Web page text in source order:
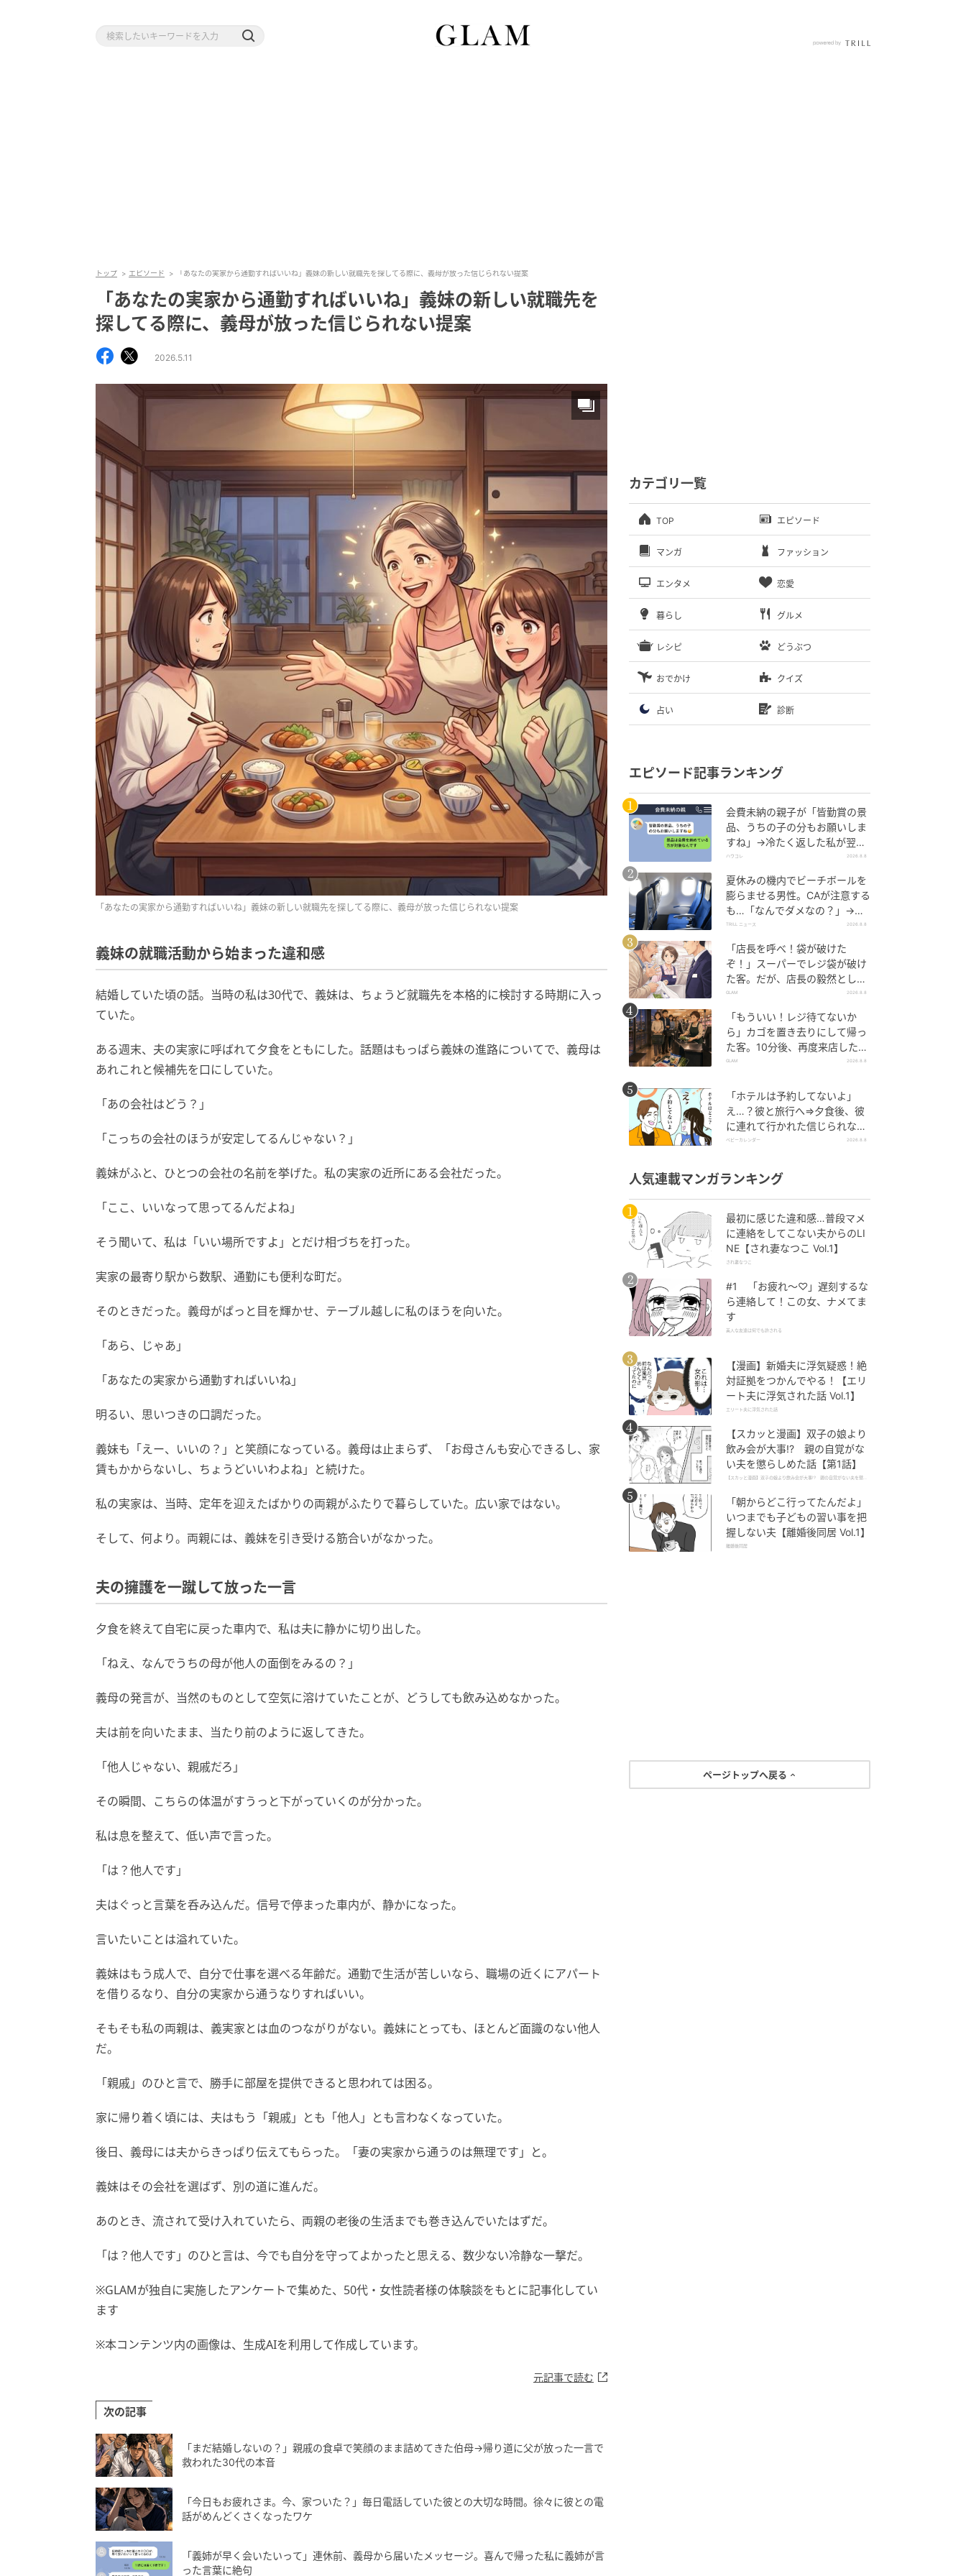
トップ エピソード 「あなたの実家から通勤すればいいね」義妹の新しい就職先を探してる際に、義母が放った信じられない提案
「あなたの実家から通勤すればいいね」義妹の新しい就職先を
探してる際に、義母が放った信じられない提案
2026.5.11
「あなたの実家から通勤すればいいね」義妹の新しい就職先を探してる際に、義母が放った信じられない提案
義妹の就職活動から始まった違和感
結婚していた頃の話。当時の私は30代で、義妹は、ちょうど就職先を本格的に検討する時期に入っ
ていた。
ある週末、夫の実家に呼ばれて夕食をともにした。話題はもっぱら義妹の進路についてで、義母は
あれこれと候補先を口にしていた。
「あの会社はどう？」
「こっちの会社のほうが安定してるんじゃない？」
義妹がふと、ひとつの会社の名前を挙げた。私の実家の近所にある会社だった。
「ここ、いいなって思ってるんだよね」
そう聞いて、私は「いい場所ですよ」とだけ相づちを打った。
実家の最寄り駅から数駅、通勤にも便利な町だ。
そのときだった。義母がぱっと目を輝かせ、テーブル越しに私のほうを向いた。
「あら、じゃあ」
「あなたの実家から通勤すればいいね」
明るい、思いつきの口調だった。
義妹も「えー、いいの？」と笑顔になっている。義母は止まらず、「お母さんも安心できるし、家
賃もかからないし、ちょうどいいわよね」と続けた。
私の実家は、当時、定年を迎えたばかりの両親がふたりで暮らしていた。広い家ではない。
そして、何より。両親には、義妹を引き受ける筋合いがなかった。
夫の擁護を一蹴して放った一言
夕食を終えて自宅に戻った車内で、私は夫に静かに切り出した。
「ねえ、なんでうちの母が他人の面倒をみるの？」
義母の発言が、当然のものとして空気に溶けていたことが、どうしても飲み込めなかった。
夫は前を向いたまま、当たり前のように返してきた。
「他人じゃない、親戚だろ」
その瞬間、こちらの体温がすうっと下がっていくのが分かった。
私は息を整えて、低い声で言った。
「は？他人です」
夫はぐっと言葉を呑み込んだ。信号で停まった車内が、静かになった。
言いたいことは溢れていた。
義妹はもう成人で、自分で仕事を選べる年齢だ。通勤で生活が苦しいなら、職場の近くにアパート
を借りるなり、自分の実家から通うなりすればいい。
そもそも私の両親は、義実家とは血のつながりがない。義妹にとっても、ほとんど面識のない他人
だ。
「親戚」のひと言で、勝手に部屋を提供できると思われては困る。
家に帰り着く頃には、夫はもう「親戚」とも「他人」とも言わなくなっていた。
後日、義母には夫からきっぱり伝えてもらった。「妻の実家から通うのは無理です」と。
義妹はその会社を選ばず、別の道に進んだ。
あのとき、流されて受け入れていたら、両親の老後の生活までも巻き込んでいたはずだ。
「は？他人です」のひと言は、今でも自分を守ってよかったと思える、数少ない冷静な一撃だ。
※GLAMが独自に実施したアンケートで集めた、50代・女性読者様の体験談をもとに記事化してい
ます
※本コンテンツ内の画像は、生成AIを利用して作成しています。
元記事で読む
次の記事
「まだ結婚しないの？」親戚の食卓で笑顔のまま詰めてきた伯母→帰り道に父が放った一言で
救われた30代の本音
「今日もお疲れさま。今、家ついた？」毎日電話していた彼との大切な時間。徐々に彼との電
話がめんどくさくなったワケ
「義姉が早く会いたいって」連休前、義母から届いたメッセージ。喜んで帰った私に義姉が言
った言葉に絶句
カテゴリ一覧
TOP エピソード
マンガ ファッション
エンタメ 恋愛
暮らし グルメ
レシピ どうぶつ
おでかけ クイズ
占い 診断
エピソード記事ランキング
会費未納の親子が「皆勤賞の景
品、うちの子の分もお願いしま
すね」→冷たく返した私が翌日
謝った理由
ハウコレ 2026.8.8
夏休みの機内でビーチボールを
膨らませる男性。CAが注意する
も…「なんでダメなの？」→直
後、男性を一喝した人物とは？
TRILL ニュース 2026.8.8
「店長を呼べ！袋が破けた
ぞ！」スーパーでレジ袋が破け
た客。だが、店長の毅然とした
態度に空気が一変
GLAM 2026.8.8
「もういい！レジ待てないか
ら」カゴを置き去りにして帰っ
た客。10分後、再度来店した客
に告げた店員の一言
GLAM 2026.8.8
「ホテルは予約してないよ」
え…？彼と旅行へ⇒夕食後、彼
に連れて行かれた信じられない
場所
ベビーカレンダー 2026.8.8
人気連載マンガランキング
最初に感じた違和感…普段マメ
に連絡をしてこない夫からのLI
NE【され妻なつこ Vol.1】
され妻なつこ
#1 「お疲れ〜♡」遅刻するな
ら連絡して！この女、ナメてま
す
美人な友達は何でも許される
【漫画】新婚夫に浮気疑惑！絶
対証拠をつかんでやる！【エリ
ート夫に浮気された話 Vol.1】
エリート夫に浮気された話
【スカッと漫画】双子の娘より
飲み会が大事!? 親の自覚がな
い夫を懲らしめた話【第1話】
【スカッと漫画】双子の娘より飲み会が大事!? 親の自覚がない夫を懲ら
「朝からどこ行ってたんだよ」
いつまでも子どもの習い事を把
握しない夫【離婚後同居 Vol.1】
離婚後同居
ページトップへ戻る